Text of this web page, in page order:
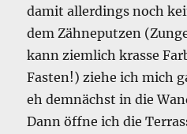
damit allerdings noch
dem Zähneputzen
kann ziemlich krasse
Fasten!) ziehe ich mich
eh demnächst in die
Dann öffne ich die